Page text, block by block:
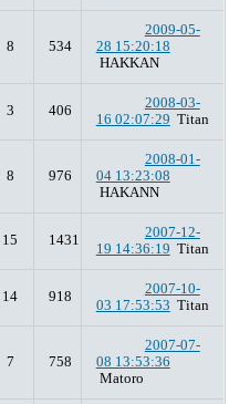
8 534
2009-05-
28 15:20:18
HAKKAN
3 406
2008-03-
16 02:07:29 Titan
8 976
2008-01-
04 13:23:08
HAKANN
15 1431
2007-12-
19 14:36:19 Titan
14 918
2007-10-
03 17:53:53 Titan
7 758
2007-07-
08 13:53:36
Matoro